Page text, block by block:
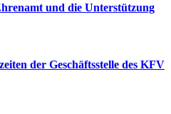
und die Unterstützung
der Geschäftsstelle des KFV